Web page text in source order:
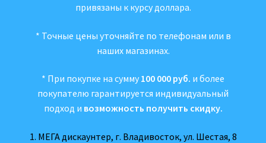
привязаны к курсу доллара.
* Точные цены уточняйте по телефонам или в
наших магазинах.
* При покупке на сумму 100 000 руб. и более
покупателю гарантируется индивидуальный
подход и возможность получить скидку.
1. МЕГА дискаунтер, г. Владивосток, ул. Шестая, 8